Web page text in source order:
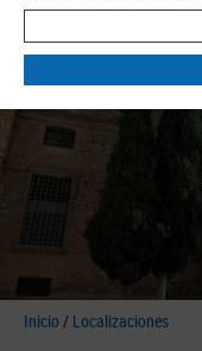
Inicio / Localizaciones